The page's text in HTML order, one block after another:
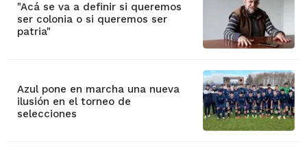
"Acá se va a definir si queremos
ser colonia o si queremos ser
patria"
Azul pone en marcha una nueva
ilusión en el torneo de
selecciones